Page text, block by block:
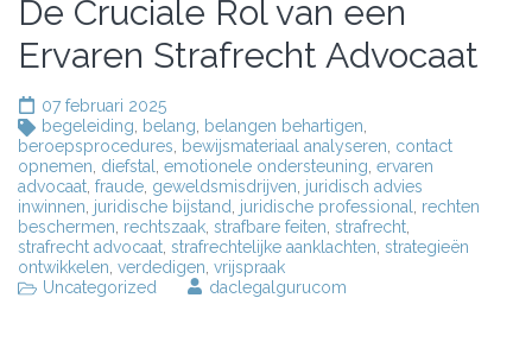
De Cruciale Rol van een
Ervaren Strafrecht Advocaat
07 februari 2025
begeleiding
belang belangen behartigen
beroepsprocedures
bewijsmateriaal analyseren contact
opnemen diefstal emotionele ondersteuning ervaren
advocaat fraude geweldsmisdrijven juridisch advies
inwinnen juridische bijstand juridische professional
rechten
beschermen rechtszaak strafbare feiten strafrecht
strafrecht advocaat strafrechtelijke aanklachten strategieën
ontwikkelen verdedigen vrijspraak
Uncategorized
daclegalgurucom